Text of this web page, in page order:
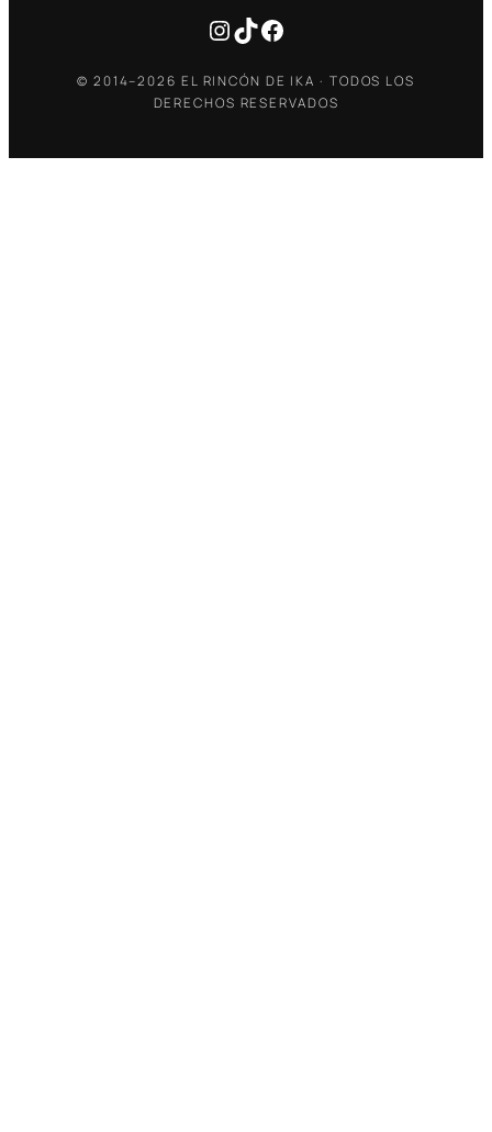
Instagram
TikTokFacebook
© 2014–2026 EL RINCÓN DE IKA · TODOS LOS
DERECHOS RESERVADOS